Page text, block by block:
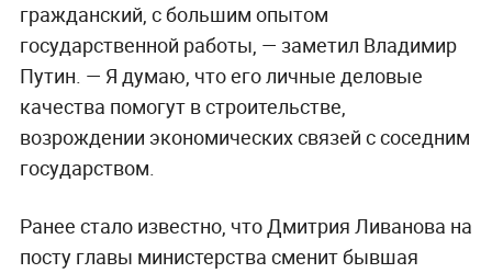
гражданский, с большим опытом
государственной работы, — заметил Владимир
Путин. — Я думаю, что его личные деловые
качества помогут в строительстве,
возрождении экономических связей с соседним
государством.
Ранее стало известно, что Дмитрия Ливанова на
посту главы министерства сменит бывшая